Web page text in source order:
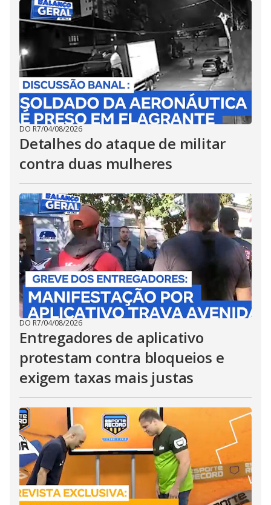
DO R7/04/08/2026
Detalhes do ataque de militar
contra duas mulheres
DO R7/04/08/2026
Entregadores de aplicativo
protestam contra bloqueios e
exigem taxas mais justas